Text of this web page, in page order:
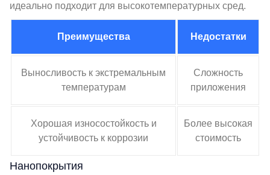
идеально подходит для высокотемпературных сред.
Преимущества Недостатки
Выносливость к экстремальным
температурам
Сложность
приложения
Хорошая износостойкость и
устойчивость к коррозии
Более высокая
стоимость
Нанопокрытия